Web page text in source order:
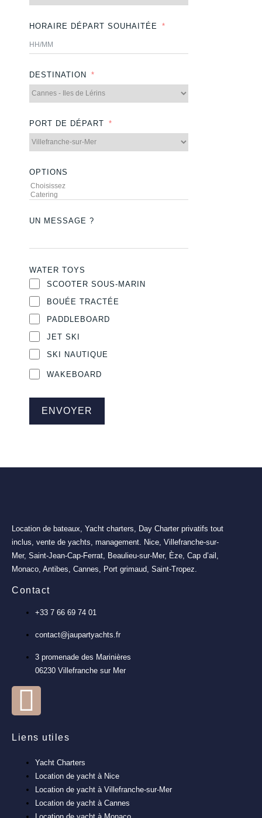
HORAIRE DÉPART SOUHAITÉE
DESTINATION
PORT DE DÉPART
OPTIONS
UN MESSAGE ?
WATER TOYS
SCOOTER SOUS-MARIN
BOUÉE TRACTÉE
PADDLEBOARD
JET SKI
SKI NAUTIQUE
WAKEBOARD
ENVOYER
Location de bateaux, Yacht charters, Day Charter privatifs tout
inclus, vente de yachts, management. Nice, Villefranche-sur-
Mer, Saint-Jean-Cap-Ferrat, Beaulieu-sur-Mer, Èze, Cap d’ail,
Monaco, Antibes, Cannes, Port grimaud, Saint-Tropez.
Contact
+33 7 66 69 74 01
contact@jaupartyachts.fr
3 promenade des Marinières
06230 Villefranche sur Mer
Liens utiles
Yacht Charters
Location de yacht à Nice
Location de yacht à Villefranche-sur-Mer
Location de yacht à Cannes